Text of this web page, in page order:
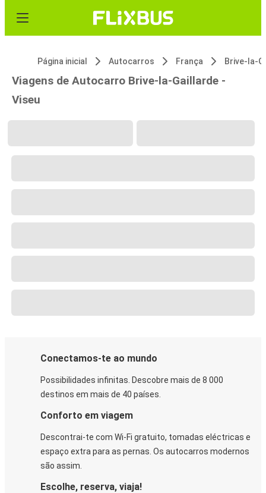
Página inicial Autocarros França Brive-la-
Viagens de Autocarro Brive-la-Gaillarde -
Viseu
Conectamos-te ao mundo
Possibilidades infinitas. Descobre mais de 8 000
destinos em mais de 40 países.
Conforto em viagem
Descontrai-te com Wi-Fi gratuito, tomadas eléctricas e
espaço extra para as pernas. Os autocarros modernos
são assim.
Escolhe, reserva, viaja!